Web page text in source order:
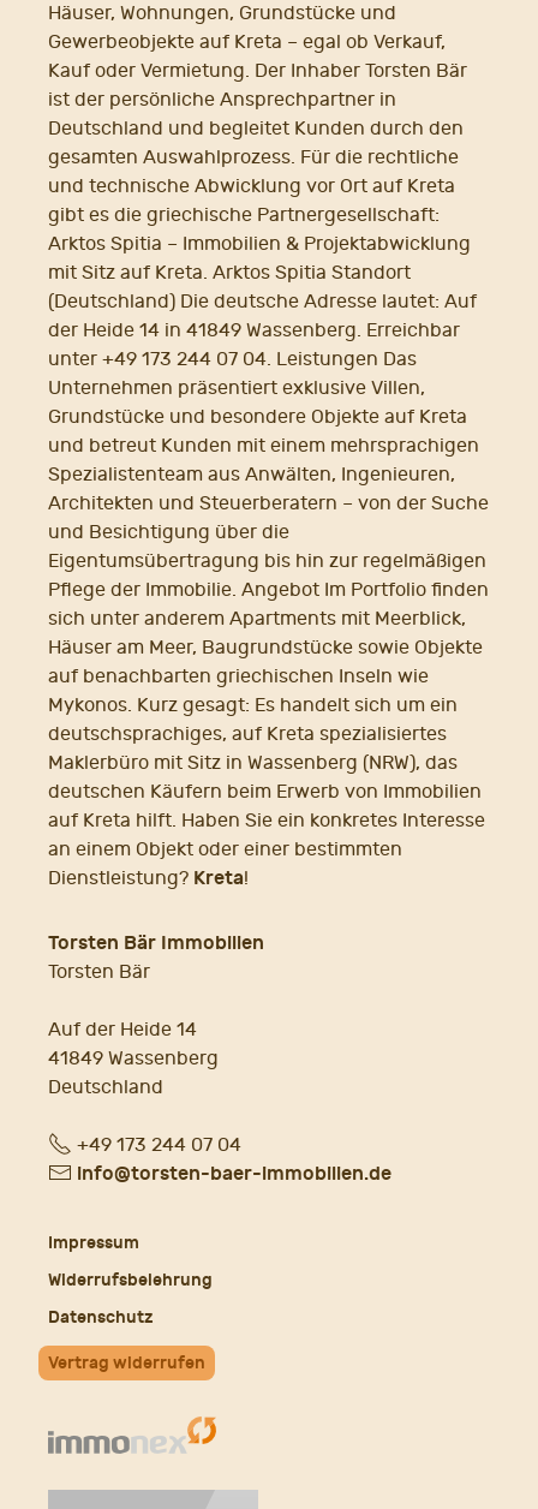
Häuser, Wohnungen, Grundstücke und
Gewerbeobjekte auf Kreta – egal ob Verkauf,
Kauf oder Vermietung. Der Inhaber Torsten Bär
ist der persönliche Ansprechpartner in
Deutschland und begleitet Kunden durch den
gesamten Auswahlprozess. Für die rechtliche
und technische Abwicklung vor Ort auf Kreta
gibt es die griechische Partnergesellschaft:
Arktos Spitia – Immobilien & Projektabwicklung
mit Sitz auf Kreta. Arktos Spitia Standort
(Deutschland) Die deutsche Adresse lautet: Auf
der Heide 14 in 41849 Wassenberg. Erreichbar
unter +49 173 244 07 04. Leistungen Das
Unternehmen präsentiert exklusive Villen,
Grundstücke und besondere Objekte auf Kreta
und betreut Kunden mit einem mehrsprachigen
Spezialistenteam aus Anwälten, Ingenieuren,
Architekten und Steuerberatern – von der Suche
und Besichtigung über die
Eigentumsübertragung bis hin zur regelmäßigen
Pflege der Immobilie. Angebot Im Portfolio finden
sich unter anderem Apartments mit Meerblick,
Häuser am Meer, Baugrundstücke sowie Objekte
auf benachbarten griechischen Inseln wie
Mykonos. Kurz gesagt: Es handelt sich um ein
deutschsprachiges, auf Kreta spezialisiertes
Maklerbüro mit Sitz in Wassenberg (NRW), das
deutschen Käufern beim Erwerb von Immobilien
auf Kreta hilft. Haben Sie ein konkretes Interesse
an einem Objekt oder einer bestimmten
Dienstleistung? Kreta!
Torsten Bär Immobilien
Torsten Bär
Auf der Heide 14
41849 Wassenberg
Deutschland
Fon+49 173 244 07 04
E- info@torsten-baer-immobilien.de
Impressum
Widerrufsbelehrung
Datenschutz
Vertrag widerrufen